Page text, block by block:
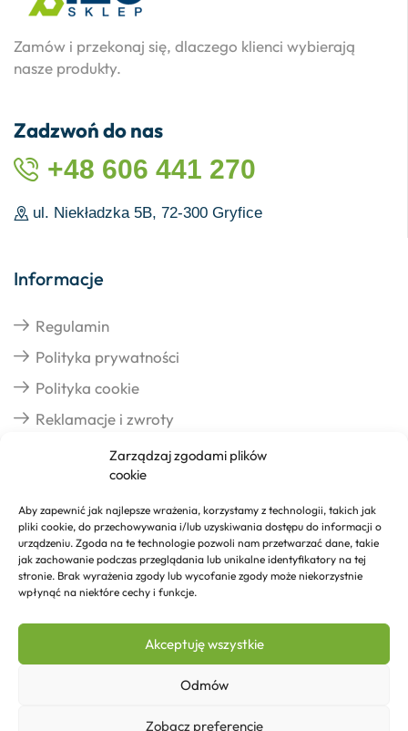
Zarządzaj zgodami plików
cookie
Aby zapewnić jak najlepsze wrażenia, korzystamy z technologii, takich jak
pliki cookie, do przechowywania i/lub uzyskiwania dostępu do informacji o
urządzeniu. Zgoda na te technologie pozwoli nam przetwarzać dane, takie
jak zachowanie podczas przeglądania lub unikalne identyfikatory na tej
stronie. Brak wyrażenia zgody lub wycofanie zgody może niekorzystnie
wpłynąć na niektóre cechy i funkcje.
Akceptuję wszystkie
Odmów
Zobacz preferencje
Zamów i przekonaj się, dlaczego klienci wybierają
nasze produkty.
Zadzwoń do nas
+48 606 441 270
ul. Niekładzka 5B, 72-300 Gryfice
Informacje
Regulamin
Polityka prywatności
Polityka cookie
Reklamacje i zwroty
Realizacja zamówień
Formy płatności
Kontakt